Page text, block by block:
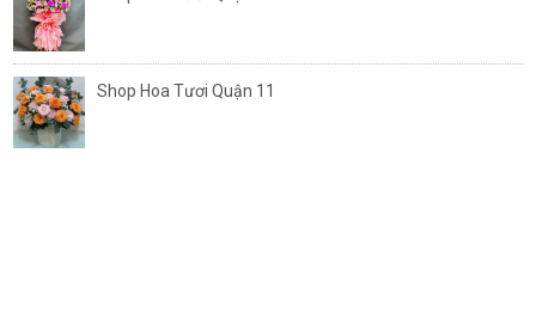
Shop Hoa Tươi Quận 11